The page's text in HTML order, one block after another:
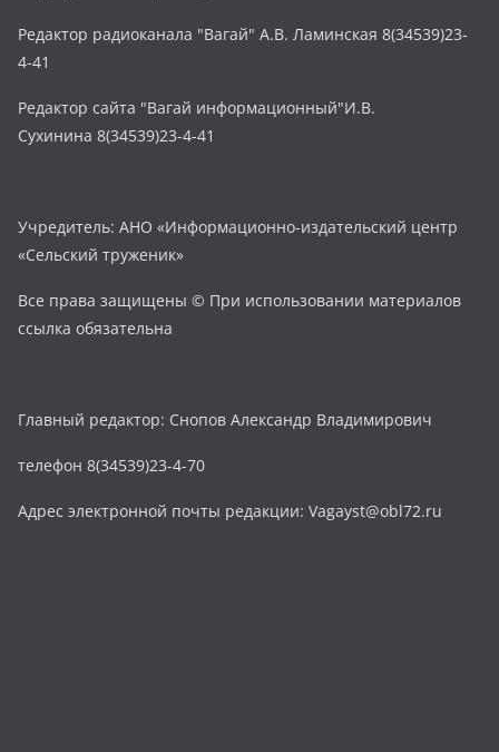
Редактор радиоканала "Вагай" А.В. Ламинская 8(34539)23-
4-41
Редактор сайта "Вагай информационный"И.В.
Сухинина 8(34539)23-4-41
Учредитель: АНО «Информационно-издательский центр
«Сельский труженик»
Все права защищены © При использовании материалов
ссылка обязательна
Главный редактор: Снопов Александр Владимирович
телефон 8(34539)23-4-70
Адрес электронной почты редакции: Vagayst@obl72.ru